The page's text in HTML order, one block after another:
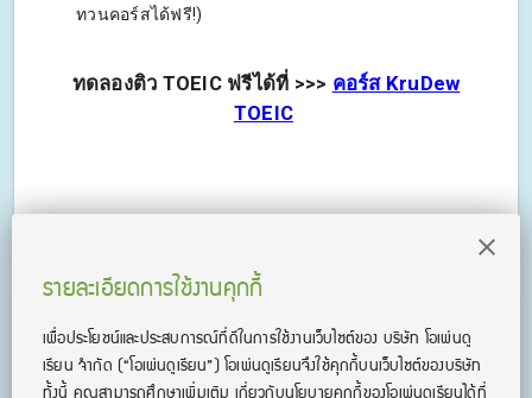
ทวนคอร์สได้ฟรี!)
ทดลองติว TOEIC ฟรีได้ที่ >>> คอร์ส KruDew
TOEIC
รายละเอียดการใช้งานคุกกี้
เพื่อประโยชน์และประสบการณ์ที่ดีในการใช้งานเว็บไซต์ของ บริษัท โอเพ่นดู
เรียน จํากัด (“โอเพ่นดูเรียน”)โอเพ่นดูเรียนจึงใช้คุกกี้บนเว็บไซต์ของบริษัท
ทั้งนี้ คุณสามารถศึกษาเพิ่มเติม เกี่ยวกับนโยบายคุกกี้ของโอเพ่นดูเรียนได้ที่